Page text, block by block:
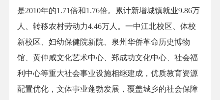
是2010年的1.71倍和1.76倍。累计新增城镇就业9.86万
人、转移农村劳动力4.46万人。一中江北校区、体校
新校区、妇幼保健院新院、泉州华侨革命历史博物
馆、黄仲咸文化艺术中心、郑成功文化中心、社会福
利中心等重大社会事业设施相继建成，优质教育资源
配置优化，文体事业蓬勃发展，覆盖城乡的社会保障